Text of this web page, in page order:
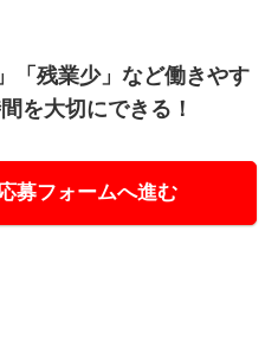
「残業少」など働きやす
を大切にできる！
募フォームへ進む